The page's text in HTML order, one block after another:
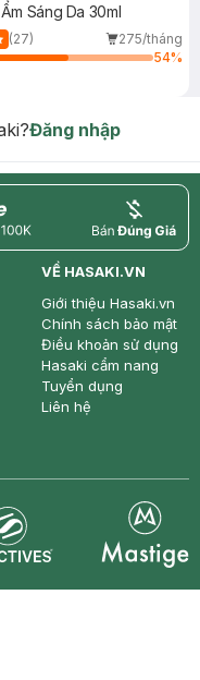
Sáng Da 30ml
(27)
275/tháng
54%
Đăng nhập
price
VỀ HASAKI.VN
Giới thiệu Hasaki.vn
Chính sách bảo mật
Điều khoản sử dụng
Hasaki cẩm nang
Tuyển dụng
Liên hệ